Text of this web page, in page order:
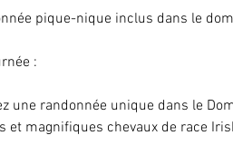
i pique-nique inclus dans le
:
une randonnée unique dans le
et magnifiques chevaux de race